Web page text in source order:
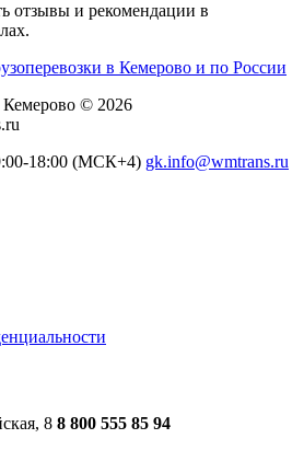
отзывы и рекомендации в
© 2026
18:00 (МСК+4) gk.info@wmtrans.ru
8 8 800 555 85 94